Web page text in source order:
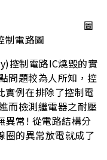
照片 圖
制電路圖
控制電路IC燒毀的實
問題較為人所知，控
實例在排除了控制電
而檢測繼電器之耐壓
異常! 從電路結構分
圈的異常放電就成了